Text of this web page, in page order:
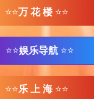
⭐⭐万 花 楼 ⭐⭐
⭐⭐娱乐导航 ⭐⭐
⭐⭐乐 上 海 ⭐⭐